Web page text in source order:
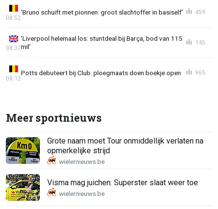
'Bruno schuift met pionnen: groot slachtoffer in basiself'
08:52
459
'Liverpool helemaal los: stuntdeal bij Barça, bod van 115
mil'
08:37
145
Potts debuteert bij Club: ploegmaats doen boekje open
08:12
965
Meer sportnieuws
Grote naam moet Tour onmiddellijk verlaten na
opmerkelijke strijd
Visma mag juichen: Superster slaat weer toe